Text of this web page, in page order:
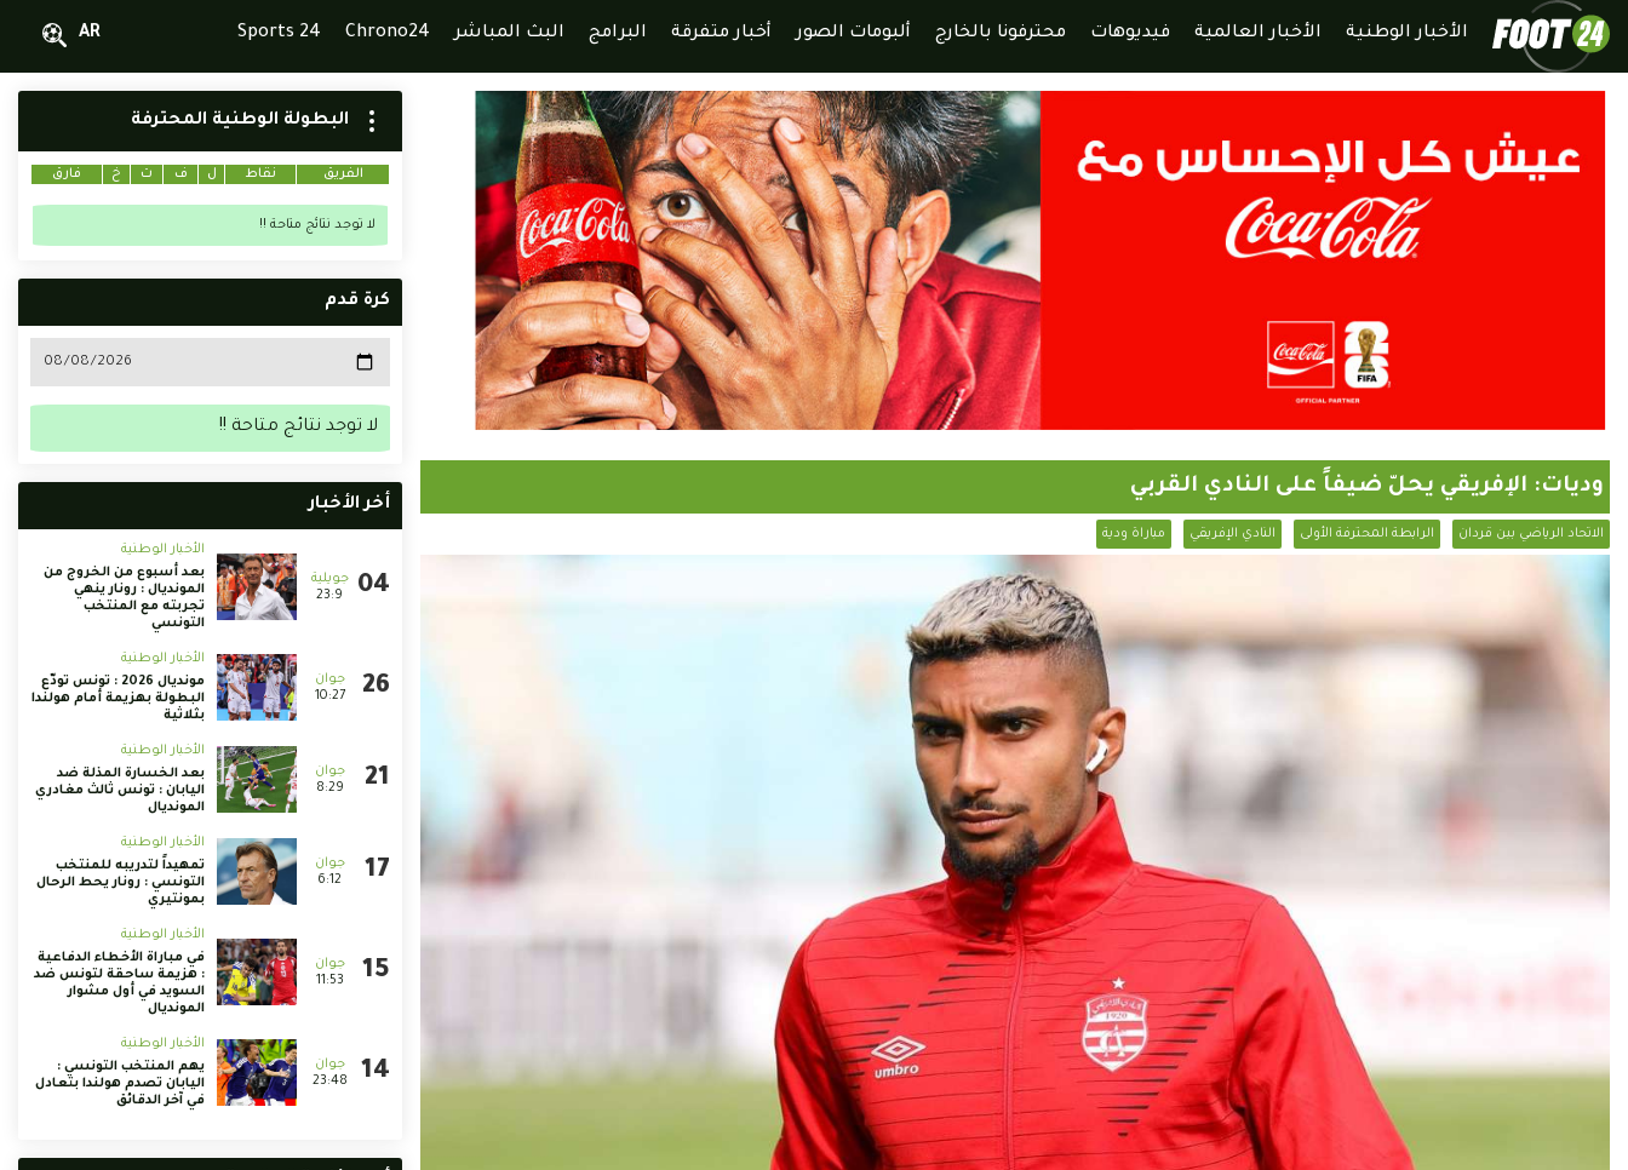
الأخبار الوطنية الأخبار العالمية فيديوهات محترفونا بالخارج ألبومات الصور أخبار متفرقة البرامج البث المباشر Chrono24
Sports 24
AR
وديات: الإفريقي يحلّ ضيفاً على النادي القربي
الاتحاد الرياضي ببن قردان الرابطة المحترفة الأولى النادي الإفريقي مباراة ودية
البطولة الوطنية المحترفة
الفريق نقاط ل ف ت خ فارق
لا توجد نتائج متاحة !!
كرة قدم
لا توجد نتائج متاحة !!
أخر الأخبار
23:9
الأخبار الوطنية
بعد أسبوع من الخروج من
المونديال : رونار ينهي
تجربته مع المنتخب
التونسي
10:27
الأخبار الوطنية
مونديال 2026 : تونس تودّع
البطولة بهزيمة أمام هولندا
بثلاثية
8:29
الأخبار الوطنية
بعد الخسارة المذلة ضد
اليابان : تونس ثالث مغادري
المونديال
6:12
الأخبار الوطنية
تمهيداً لتدريبه للمنتخب
التونسي : رونار يحط الرحال
بمونتيري
11:53
الأخبار الوطنية
في مباراة الأخطاء الدفاعية
: هزيمة ساحقة لتونس ضد
السويد في أول مشوار
المونديال
23:48
الأخبار الوطنية
يهم المنتخب التونسي :
اليابان تصدم هولندا بتعادل
في آخر الدقائق